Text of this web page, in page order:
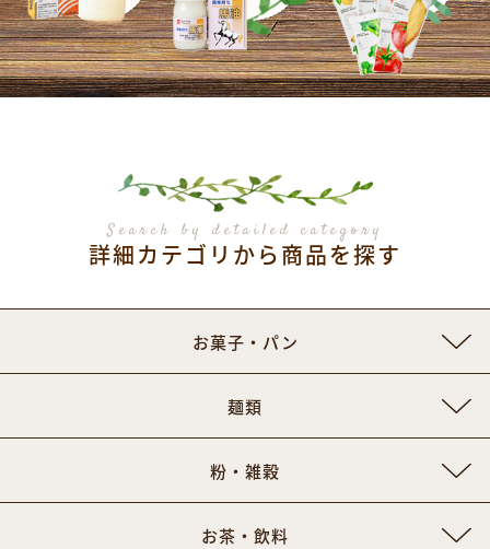
Search by detailed category
詳細カテゴリから商品を探す
お菓子・パン
麺類
粉・雑穀
お茶・飲料